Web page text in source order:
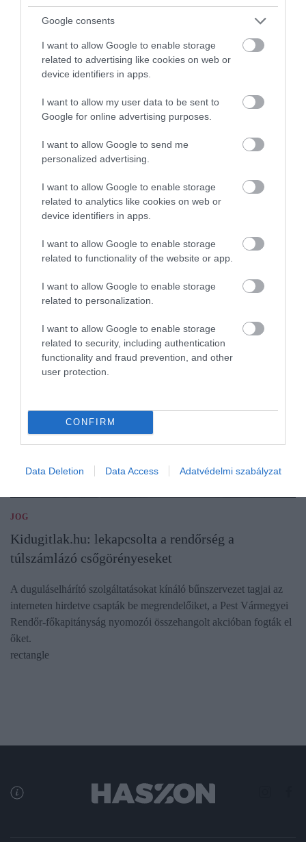
Google consents
I want to allow Google to enable storage
related to advertising like cookies on web or
device identifiers in apps.
I want to allow my user data to be sent to
Google for online advertising purposes.
I want to allow Google to send me
personalized advertising.
I want to allow Google to enable storage
related to analytics like cookies on web or
device identifiers in apps.
I want to allow Google to enable storage
related to functionality of the website or app.
I want to allow Google to enable storage
related to personalization.
I want to allow Google to enable storage
related to security, including authentication
functionality and fraud prevention, and other
user protection.
CONFIRM
Data Deletion Data Access Adatvédelmi szabályzat
ADÓ
Kifüstöli a NAV a dél-alföldi dohánymaffiát
Újabb gyanúsítottakat fogtak el a navosok a dél-alföldi illegális
dohánykereskedelmi hálózat felszámolásakor. A korábbi, tavaszi
rajtaütést követő nyomozás szálai ezúttal újabb elkövetőkhöz
vezettek…
JOG
Kidugitlak.hu: lekapcsolta a rendőrség a
túlszámlázó csőgörényeseket
A duguláselhárító szolgáltatásokat kínáló bűnszervezet tagjai az
interneten hirdetve csapták be megrendelőiket, a Pest Vármegyei
Rendőr-főkapitányság nyomozói összehangolt akcióban fogták el
őket.
rectangle